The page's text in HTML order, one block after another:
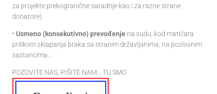
za projekte prekogranične saradnje kao i za razne strane
donatore)
• Usmeno (konsekutivno) prevođenje na sudu, kod matičara
prilikom sklapanja braka sa stranim državljanima, na poslovnim
sastancima…
POZOVITE NAS, PIŠITE NAM… TU SMO